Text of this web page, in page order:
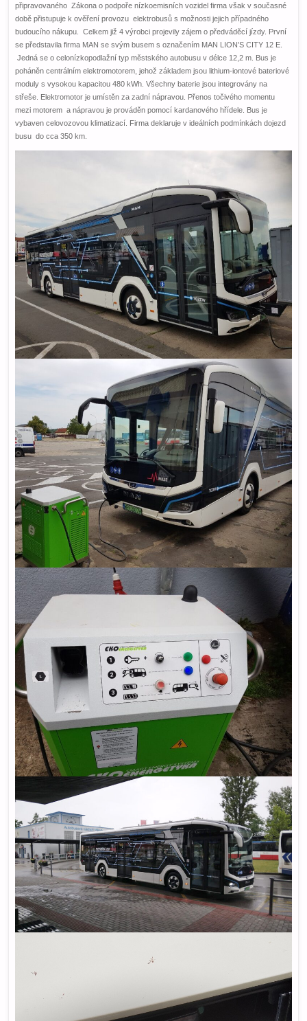
připravovaného Zákona o podpoře nízkoemisních vozidel firma však v současné
době přistupuje k ověření provozu elektrobusů s možnosti jejich případného
budoucího nákupu. Celkem již 4 výrobci projevily zájem o předváděcí jízdy. První
se představila firma MAN se svým busem s označením MAN LION’S CITY 12 E.
Jedná se o celonízkopodlažní typ městského autobusu v délce 12,2 m. Bus je
poháněn centrálním elektromotorem, jehož základem jsou lithium-iontové bateriové
moduly s vysokou kapacitou 480 kWh. Všechny baterie jsou integrovány na
střeše. Elektromotor je umístěn za zadní nápravou. Přenos točivého momentu
mezi motorem a nápravou je prováděn pomocí kardanového hřídele. Bus je
vybaven celovozovou klimatizací. Firma deklaruje v ideálních podmínkách dojezd
busu do cca 350 km.